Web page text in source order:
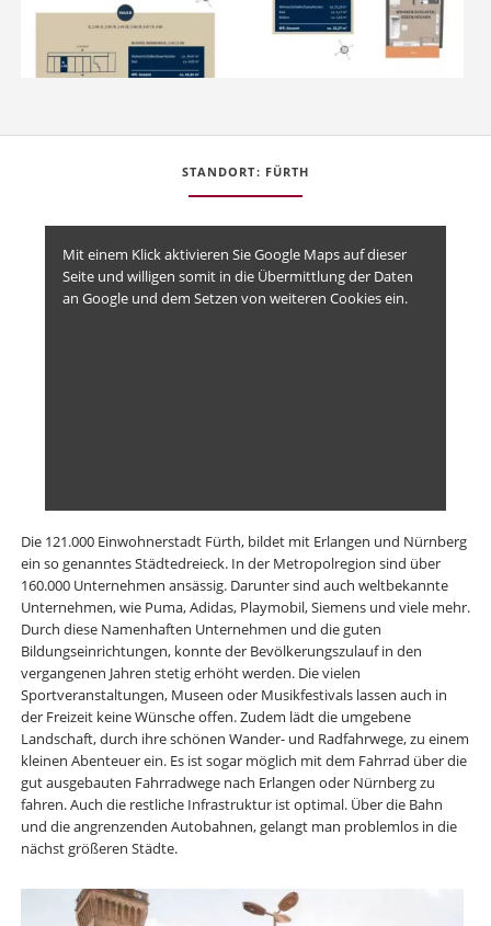
STANDORT: FÜRTH
Mit einem Klick aktivieren Sie Google Maps auf dieser
Seite und willigen somit in die Übermittlung der Daten
an Google und dem Setzen von weiteren Cookies ein.
Die 121.000 Einwohnerstadt Fürth, bildet mit Erlangen und Nürnberg
ein so genanntes Städtedreieck. In der Metropolregion sind über
160.000 Unternehmen ansässig. Darunter sind auch weltbekannte
Unternehmen, wie Puma, Adidas, Playmobil, Siemens und viele mehr.
Durch diese Namenhaften Unternehmen und die guten
Bildungseinrichtungen, konnte der Bevölkerungszulauf in den
vergangenen Jahren stetig erhöht werden. Die vielen
Sportveranstaltungen, Museen oder Musikfestivals lassen auch in
der Freizeit keine Wünsche offen. Zudem lädt die umgebene
Landschaft, durch ihre schönen Wander- und Radfahrwege, zu einem
kleinen Abenteuer ein. Es ist sogar möglich mit dem Fahrrad über die
gut ausgebauten Fahrradwege nach Erlangen oder Nürnberg zu
fahren. Auch die restliche Infrastruktur ist optimal. Über die Bahn
und die angrenzenden Autobahnen, gelangt man problemlos in die
nächst größeren Städte.